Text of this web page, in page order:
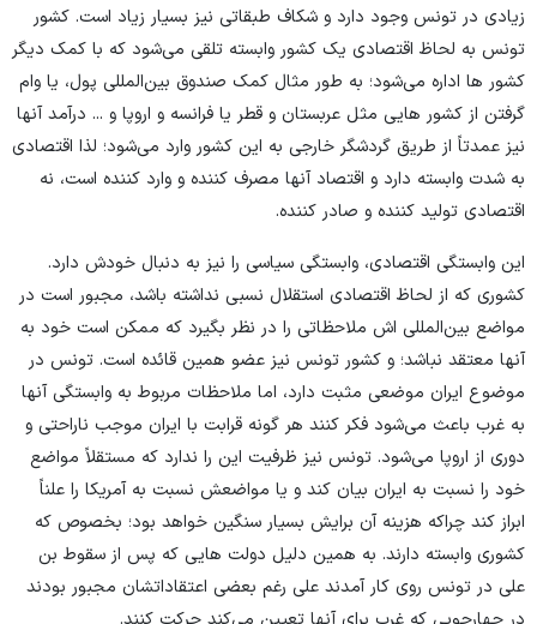
زیادی در تونس وجود دارد و شکاف طبقاتی نیز بسیار زیاد است. کشور
تونس به لحاظ اقتصادی یک کشور وابسته تلقی می‌شود که با کمک دیگر
کشور ها اداره می‌شود؛ به طور مثال کمک صندوق بین‌المللی پول، یا وام
گرفتن از کشور هایی مثل عربستان و قطر یا فرانسه و اروپا و ... درآمد آنها
نیز عمدتاً از طریق گردشگر خارجی به این کشور وارد می‌شود؛ لذا اقتصادی
به شدت وابسته دارد و اقتصاد آنها مصرف کننده و وارد کننده است، نه
اقتصادی تولید کننده و صادر کننده.
این وابستگی اقتصادی، وابستگی سیاسی را نیز به دنبال خودش دارد.
کشوری که از لحاظ اقتصادی استقلال نسبی نداشته باشد، مجبور است در
مواضع بین‌المللی اش ملاحظاتی را در نظر بگیرد که ممکن است خود به
آنها معتقد نباشد؛ و کشور تونس نیز عضو همین قائده است. تونس در
موضوع ایران موضعی مثبت دارد، اما ملاحظات مربوط به وابستگی آنها
به غرب باعث می‌شود فکر کنند هر گونه قرابت با ایران موجب ناراحتی و
دوری از اروپا می‌شود. تونس نیز ظرفیت این را ندارد که مستقلاً مواضع
خود را نسبت به ایران بیان کند و یا مواضعش نسبت به آمریکا را علناً
ابراز کند چراکه هزینه آن برایش بسیار سنگین خواهد بود؛ بخصوص که
کشوری وابسته دارند. به همین دلیل دولت هایی که پس از سقوط بن
علی در تونس روی کار آمدند علی رغم بعضی اعتقاداتشان مجبور بودند